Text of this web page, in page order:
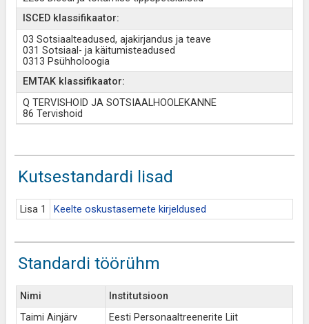
ISCED klassifikaator:
03 Sotsiaalteadused, ajakirjandus ja teave
031 Sotsiaal- ja käitumisteadused
0313 Psühholoogia
EMTAK klassifikaator:
Q TERVISHOID JA SOTSIAALHOOLEKANNE
86 Tervishoid
Kutsestandardi lisad
Lisa 1 Keelte oskustasemete kirjeldused
Standardi töörühm
Nimi
Institutsioon
Taimi Ainjärv
Eesti Personaaltreenerite Liit